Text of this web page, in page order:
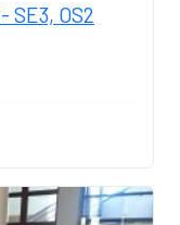
SE3, OS2